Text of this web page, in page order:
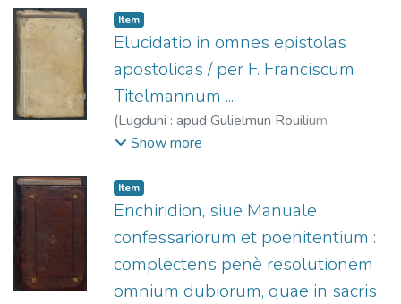
Rouillé, Guillaume, 1518?-1589.
Item
Elucidatio in omnes epistolas
apostolicas / per F. Franciscum
Titelmannum ...
(Lugduni : apud Gulielmun Rouilium
(excudebant Stephanus Rufinus, et Ioannes
Titelmans, Franciscus (O.F.M. Cap.), 1502-
1537.;Rouillé, Guillaume, 1518?-1589.
Roussin, Étienne, 1500?-1547.
Ausoult,
Jean, fl. 1534-1580.
Show more
Item
Enchiridion, siue Manuale
confessariorum et poenitentium :
complectens penè resolutionem
omnium dubiorum, quae in sacris